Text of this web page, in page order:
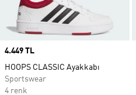
Price
4.449 TL
HOOPS CLASSIC Ayakkabı
Sportswear
4 renk